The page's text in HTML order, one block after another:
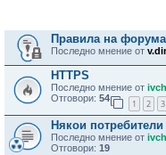
Правила на форума
Последно мнение от
HTTPS
Последно мнение от
Отговори: 54
1 2 3
Някои
Последно мнение от
Отговори: 19